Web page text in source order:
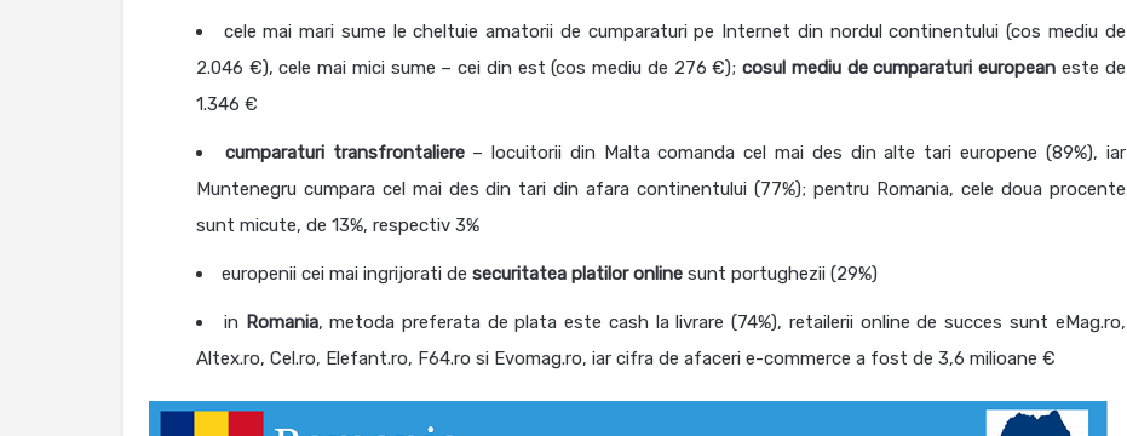
cele mai mari sume le cheltuie amatorii de cumparaturi pe Internet din nordul continentului (cos mediu de
2.046 €), cele mai mici sume – cei din est (cos mediu de 276 €);cosul mediu de cumparaturi european este de
1.346 €
cumparaturi transfrontaliere– locuitorii din Malta comanda cel mai des din alte tari europene (89%), iar
Muntenegru cumpara cel mai des din tari din afara continentului (77%); pentru Romania, cele doua procente
sunt micute, de 13%, respectiv 3%
europenii cei mai ingrijorati de securitatea platilor online sunt portughezii (29%)
in Romania, metoda preferata de plata este cash la livrare (74%), retailerii online de succes sunt eMag.ro,
Altex.ro, Cel.ro, Elefant.ro, F64.ro si Evomag.ro, iar cifra de afaceri e-commerce a fost de 3,6 milioane €